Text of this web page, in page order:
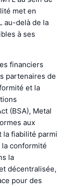
met en
au-delà de la
à ses
financiers
partenaires de
et la
(BSA), Metal
aux
la fiabilité parmi
conformité
la
décentralisée,
pour des